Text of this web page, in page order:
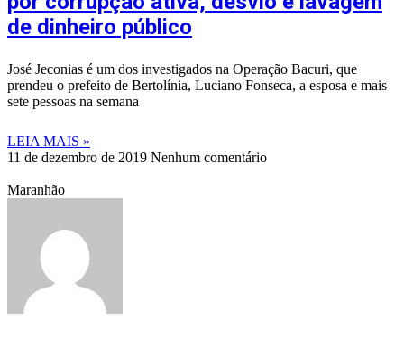
de dinheiro público
José Jeconias é um dos investigados na Operação Bacuri, que
prendeu o prefeito de Bertolínia, Luciano Fonseca, a esposa e mais
sete pessoas na semana
LEIA MAIS »
11 de dezembro de 2019 Nenhum comentário
Maranhão